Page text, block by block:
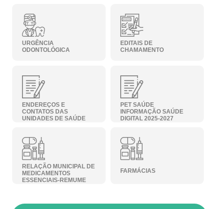
URGÊNCIA
ODONTOLÓGICA
EDITAIS DE
CHAMAMENTO
ENDEREÇOS E
CONTATOS DAS
UNIDADES DE SAÚDE
PET SAÚDE
INFORMAÇÃO SAÚDE
DIGITAL 2025-2027
RELAÇÃO MUNICIPAL DE
MEDICAMENTOS
ESSENCIAIS-REMUME
FARMÁCIAS